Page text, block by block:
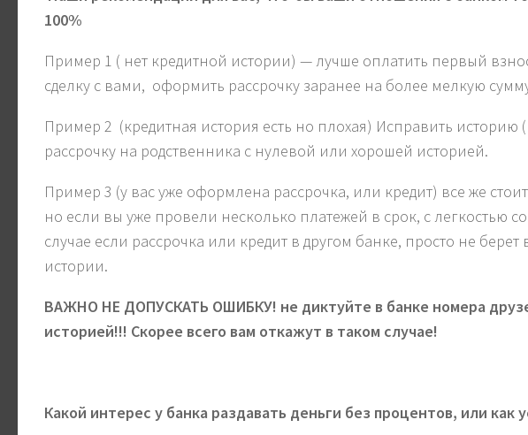
100%
Пример 1 ( нет кредитной истории) — лучше оплатить первый
сделку с вами, оформить рассрочку заранее на более мелкую
Пример 2 (кредитная история есть но плохая) Исправить
рассрочку на родственника с нулевой или хорошей историей.
Пример 3 (у вас уже оформлена рассрочка, или кредит) все же
но если вы уже провели несколько платежей в срок, с легкостью
случае если рассрочка или кредит в другом банке, просто не
истории.
ВАЖНО НЕ ДОПУСКАТЬ ОШИБКУ! не диктуйте в банке номера
историей!!! Скорее всего вам откажут в таком случае!
Какой интерес у банка раздавать деньги без процентов, или как